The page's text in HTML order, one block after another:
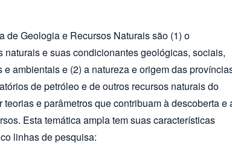
de Geologia e Recursos Naturais são (1) o
naturais e suas condicionantes geológicas, sociais,
ambientais e (2) a natureza e origem das
de petróleo e de outros recursos naturais do
e parâmetros que contribuam à descoberta e
Esta temática ampla tem suas características
linhas de pesquisa: